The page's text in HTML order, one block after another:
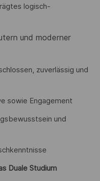
logisch-
und moderner
zuverlässig und
sowie Engagement
und
Duale Studium